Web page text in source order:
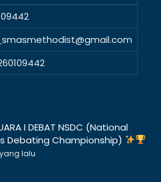
I DEBAT NSDC (National
Debating Championship)
lalu